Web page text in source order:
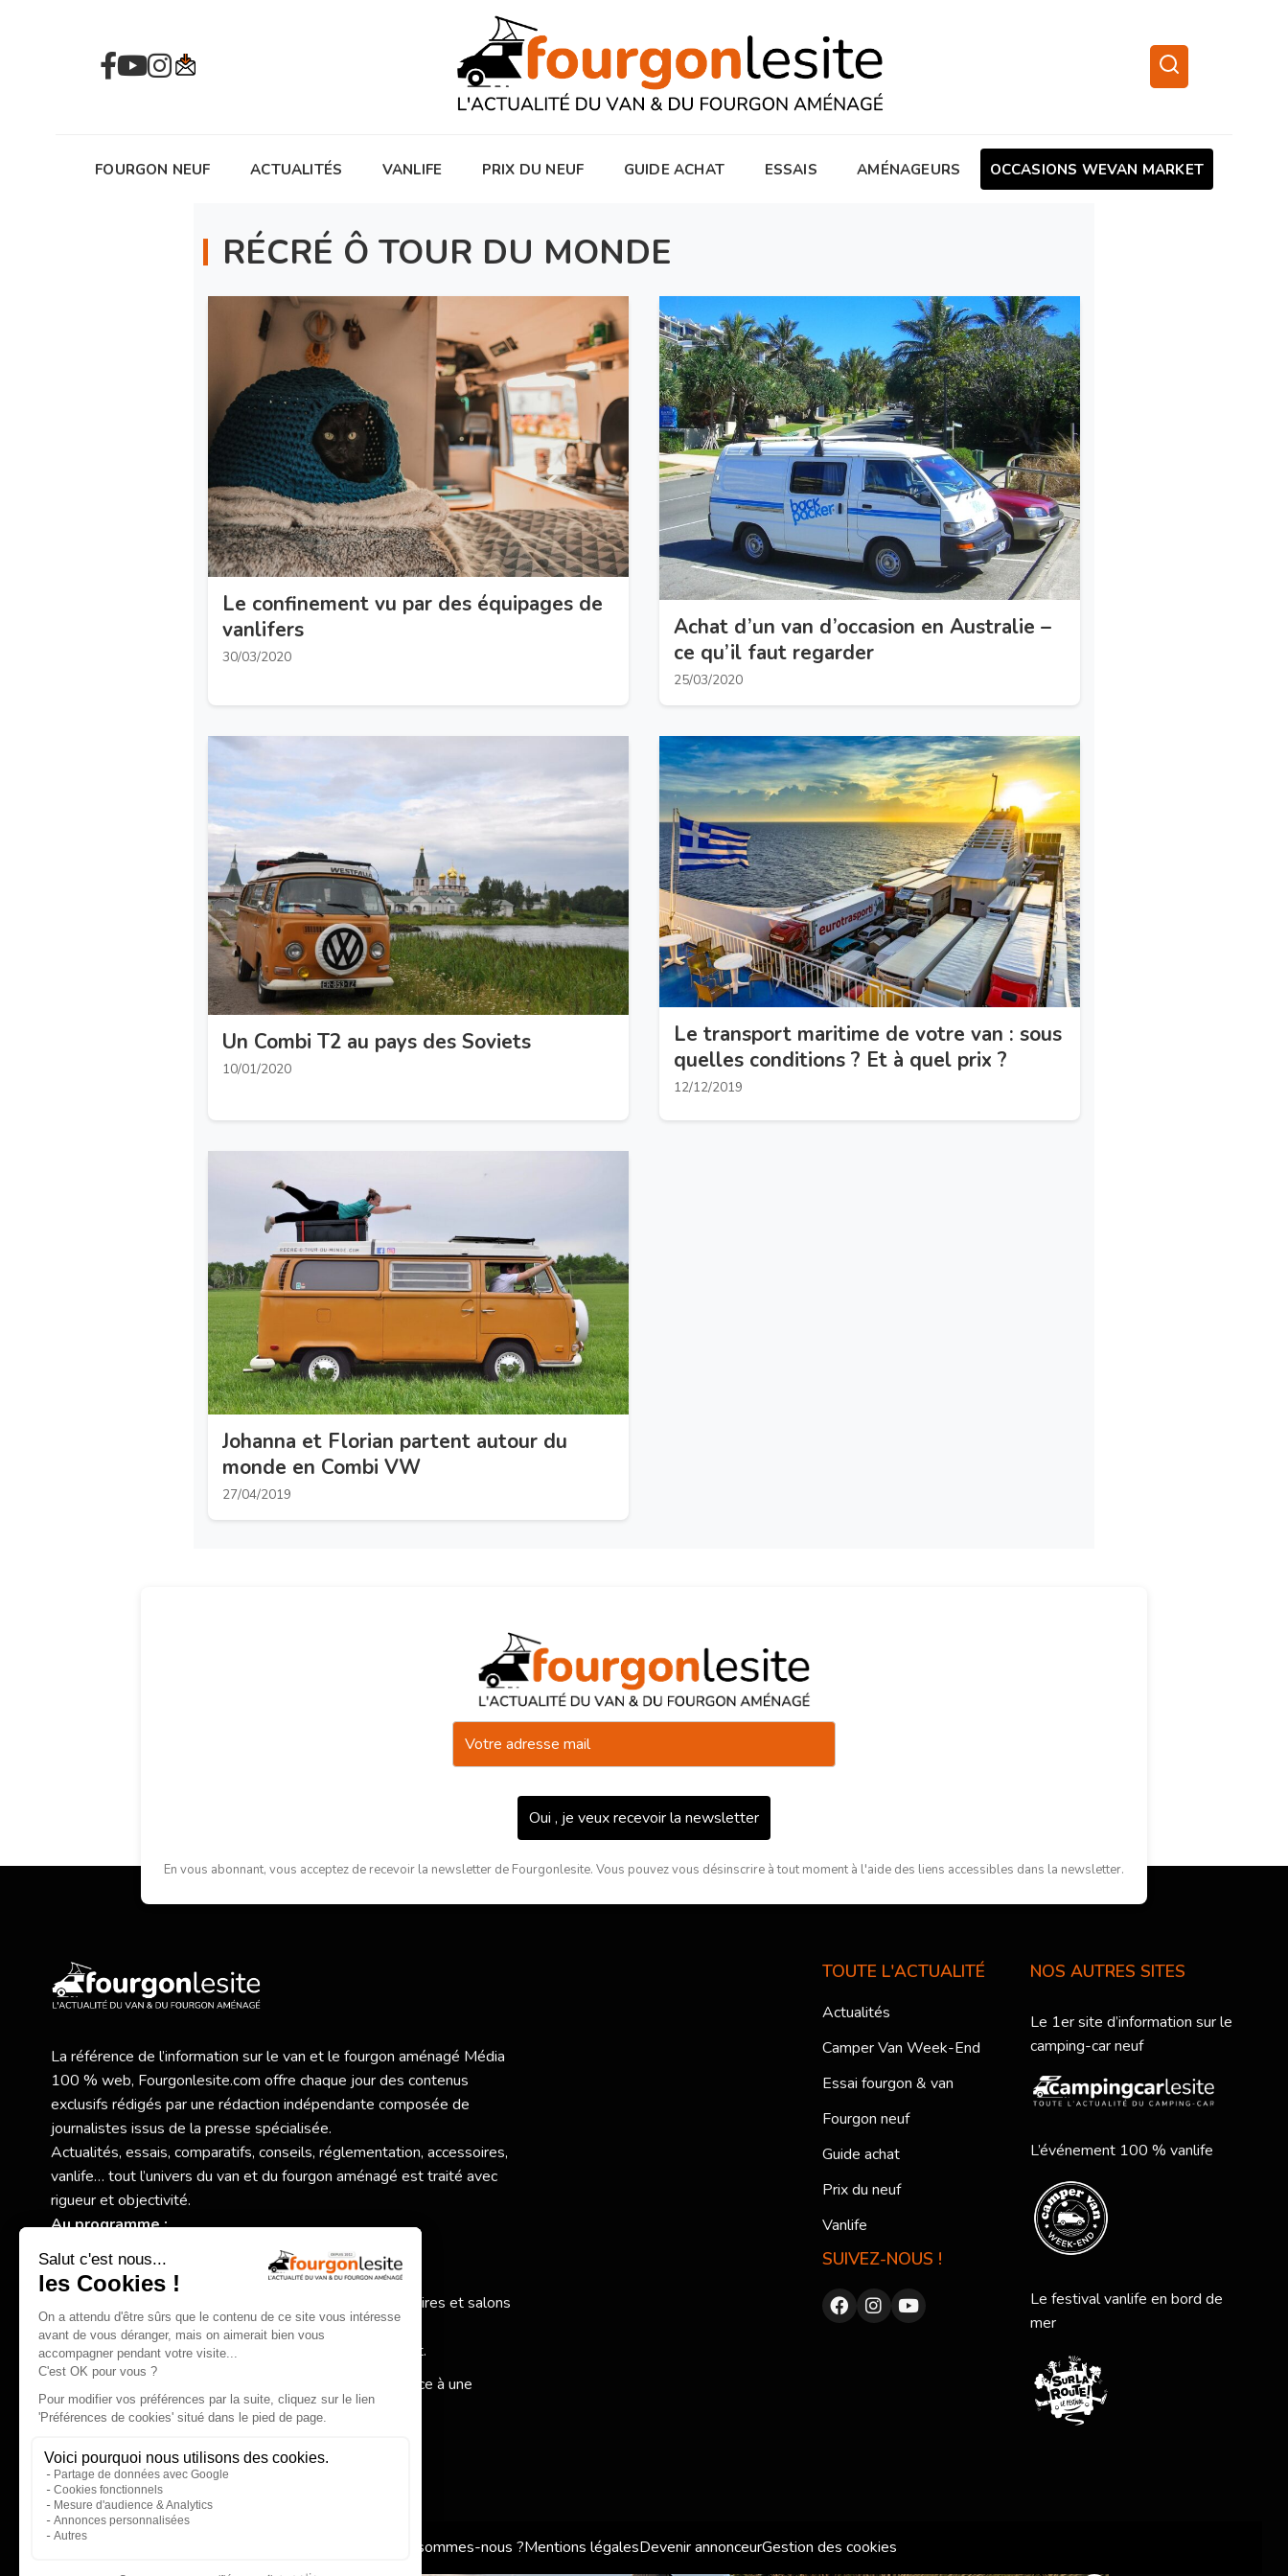
FOURGON NEUF ACTUALITÉS VANLIFE PRIX DU NEUF GUIDE ACHAT ESSAIS AMÉNAGEURS OCCASIONS WEVAN MARKET
RÉCRÉ Ô TOUR DU MONDE
Le confinement vu par des équipages de
vanlifers
30/03/2020
Achat d’un van d’occasion en Australie –
ce qu’il faut regarder
25/03/2020
Un Combi T2 au pays des Soviets
10/01/2020
Le transport maritime de votre van : sous
quelles conditions ? Et à quel prix ?
12/12/2019
Johanna et Florian partent autour du
monde en Combi VW
27/04/2019
Oui , je veux recevoir la newsletter
En vous abonnant, vous acceptez de recevoir la newsletter de Fourgonlesite. Vous pouvez vous désinscrire à tout moment à l'aide des liens accessibles dans la newsletter.
La référence de l’information sur le van et le fourgon aménagé Média
100 % web, Fourgonlesite.com offre chaque jour des contenus
exclusifs rédigés par une rédaction indépendante composée de
journalistes issus de la presse spécialisée.
Actualités, essais, comparatifs, conseils, réglementation, accessoires,
vanlife… tout l’univers du van et du fourgon aménagé est traité avec
rigueur et objectivité.
Au programme :
Nouveaux modèles et essais exclusifs,
Comparatifs et conseils pratiques pour bien choisir,
Actualité des constructeurs, réglementation, accessoires et salons
spécialisés,
Inspirations autour de la vanlife et du voyage itinérant.
Fourgonlesite.com
, votre guide pour un choix éclairé grâce à une
information claire, complète et indépendante.
EN SAVOIR PLUS
TOUTE L'ACTUALITÉ
Actualités
Camper Van Week-End
Essai fourgon & van
Fourgon neuf
Guide achat
Prix du neuf
Vanlife
SUIVEZ-NOUS !
NOS AUTRES SITES
Le 1er site d’information sur le
camping-car neuf
L’événement 100 % vanlife
Le festival vanlife en bord de
mer
Qui sommes-nous ?Mentions légalesDevenir annonceurGestion des cookies